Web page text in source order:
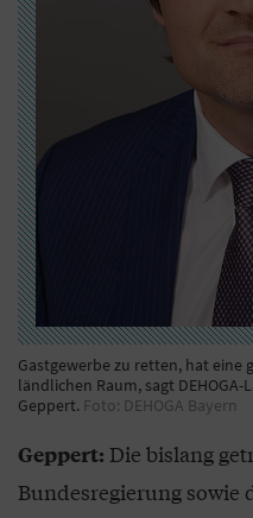
Gastgewerbe zu retten, hat eine
ländlichen Raum, sagt
Geppert. Foto: DEHOGA Bayern
Geppert: Die bislang
Bundesregierung sowie